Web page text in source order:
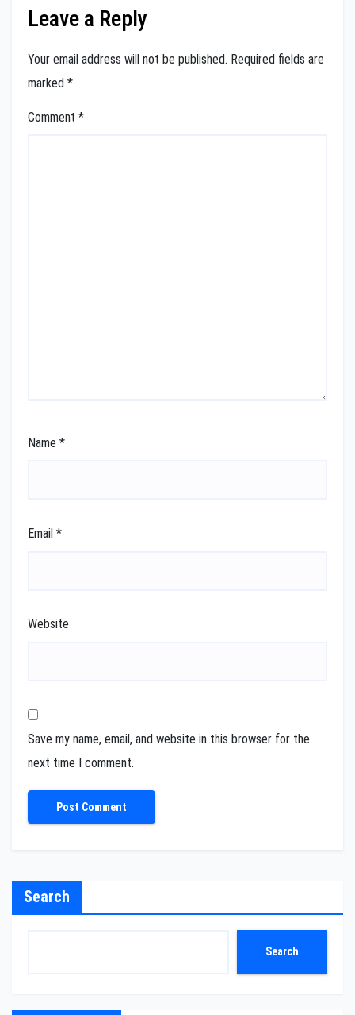
Leave a Reply
Your email address will not be published. Required fields are
marked *
Comment *
Name *
Email *
Website
Save my name, email, and website in this browser for the
next time I comment.
Search
Search